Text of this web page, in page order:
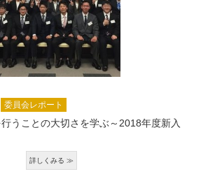
委員会レポート
うことの大切さを学ぶ～2018年度新入